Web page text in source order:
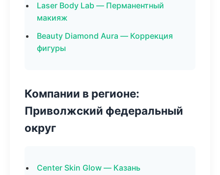
Laser Body Lab — Перманентный
макияж
Beauty Diamond Aura — Коррекция
фигуры
Компании в регионе:
Приволжский федеральный
округ
Center Skin Glow — Казань